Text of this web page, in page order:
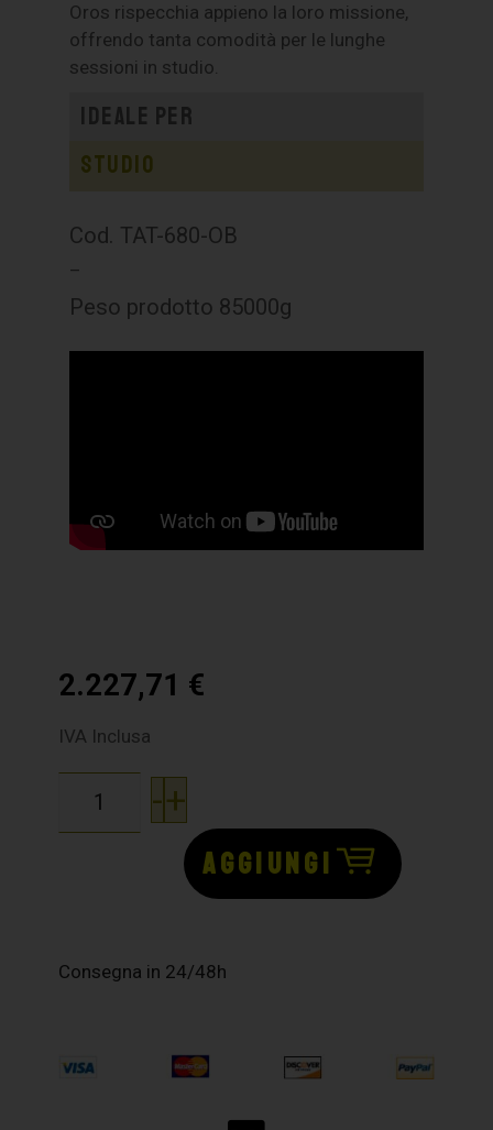
Oros rispecchia appieno la loro missione,
offrendo tanta comodità per le lunghe
sessioni in studio.
Ideale per
Studio
Cod. TAT-680-OB
–
Peso prodotto 85000g
2.227,71 €
IVA Inclusa
-+
AGGIUNGI
Consegna in 24/48h